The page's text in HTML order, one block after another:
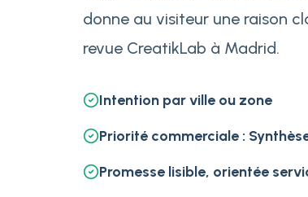
donne au visiteur une raison
revue CreatikLab à Madrid.
Intention par ville ou zone
Priorité commerciale :
Promesse lisible, orientée